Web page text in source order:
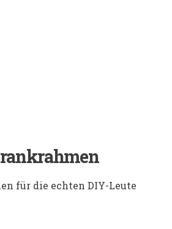
für die echten DIY-Leute